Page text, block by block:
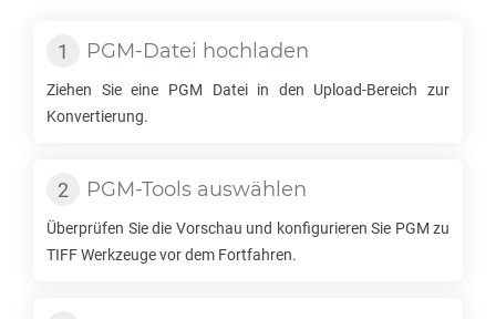
PGM-Datei hochladen
Ziehen Sie eine PGM Datei in den Upload-Bereich zur
Konvertierung.
PGM-Tools auswählen
Überprüfen Sie die Vorschau und konfigurieren Sie PGM zu
TIFFWerkzeuge vor dem Fortfahren.